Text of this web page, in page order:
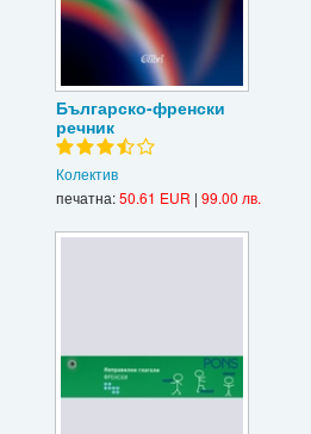
Българско-френски
речник
Колектив
печатна:50.61 EUR | 99.00 лв.